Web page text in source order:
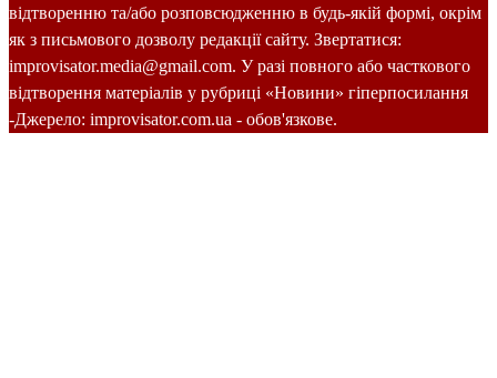
відтворенню та/або розповсюдженню в будь-якій формі, окрім
як з письмового дозволу редакції сайту. Звертатися:
improvisator.media@gmail.com. У разі повного або часткового
відтворення матеріалів у рубриці «Новини» гіперпосилання
-Джерело: improvisator.com.ua - обов'язкове.